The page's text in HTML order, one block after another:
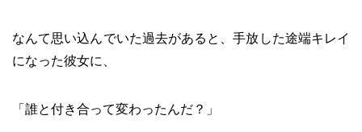
なんて思い込んでいた過去があると、手放した途端キレイ
になった彼女に、
「誰と付き合って変わったんだ？」